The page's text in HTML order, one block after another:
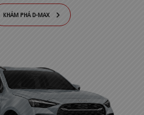
KHÁM PHÁ D-MAX